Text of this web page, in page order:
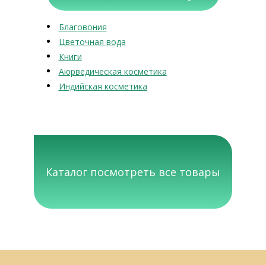
Благовония
Цветочная вода
Книги
Аюрведическая косметика
Индийская косметика
Каталог посмотреть все товары